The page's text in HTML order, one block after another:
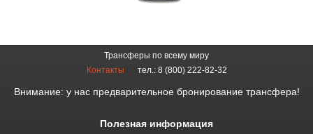
Трансферы по всему миру
Полезная информация
Контакты тел.: 8 (800) 222-82-32
Внимание: у нас предварительное бронирование трансфера!